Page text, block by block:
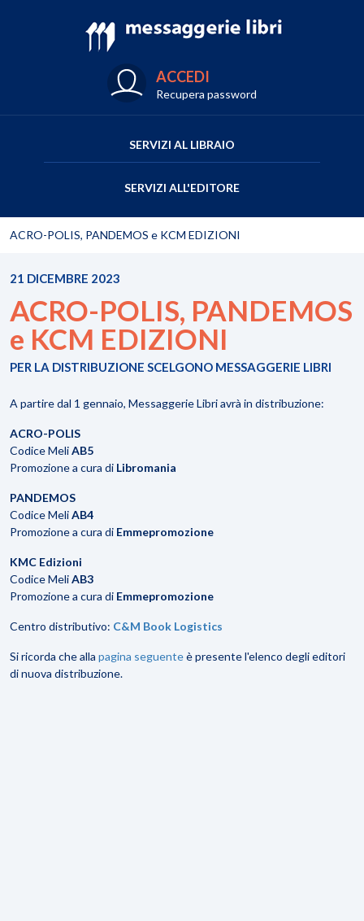
ACCEDI
Recupera password
SERVIZI AL LIBRAIO
SERVIZI ALL'EDITORE
ACRO-POLIS, PANDEMOS e KCM EDIZIONI
21 DICEMBRE 2023
ACRO-POLIS, PANDEMOS
e KCM EDIZIONI
PER LA DISTRIBUZIONE SCELGONO MESSAGGERIE LIBRI
A partire dal 1 gennaio, Messaggerie Libri avrà in distribuzione:
ACRO-POLIS
Codice MeliAB5
Promozione a cura di Libromania
PANDEMOS
Codice MeliAB4
Promozione a cura di Emmepromozione
KMC Edizioni
Codice MeliAB3
Promozione a cura di Emmepromozione
Centro distributivo: C&M Book Logistics
Si ricorda che alla pagina seguenteè presente l'elenco degli editori
di nuova distribuzione.